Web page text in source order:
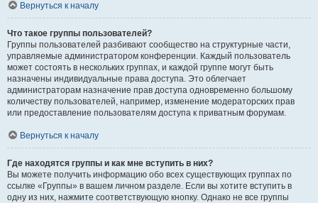
Вернуться к началу
Что такое группы пользователей?
Группы пользователей разбивают сообщество на структурные части,
управляемые администратором конференции. Каждый пользователь
может состоять в нескольких группах, и каждой группе могут быть
назначены индивидуальные права доступа. Это облегчает
администраторам назначение прав доступа одновременно большому
количеству пользователей, например, изменение модераторских прав
или предоставление пользователям доступа к приватным форумам.
Вернуться к началу
Где находятся группы и как мне вступить в них?
Вы можете получить информацию обо всех существующих группах по
ссылке «Группы» в вашем личном разделе. Если вы хотите вступить в
одну из них, нажмите соответствующую кнопку. Однако не все группы